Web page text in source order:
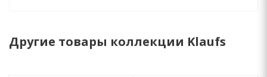
Другие товары коллекции Klaufs